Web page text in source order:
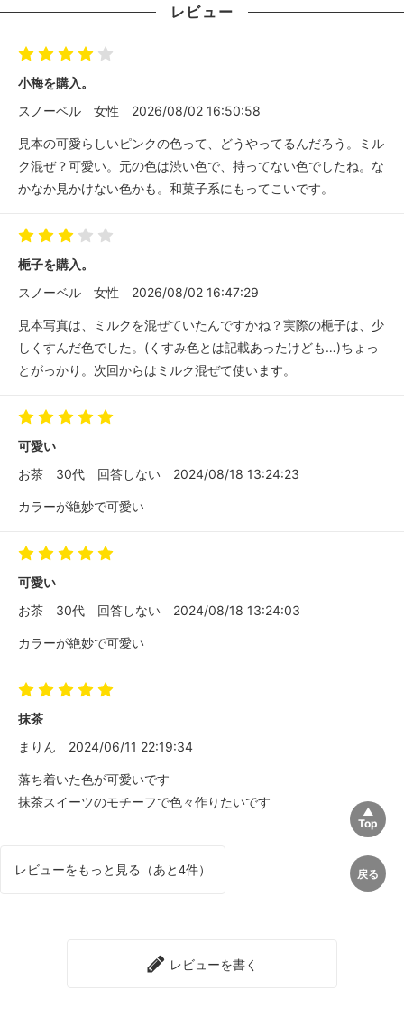
レビュー
小梅を購入。
スノーベル
女性 2026/08/02 16:50:58
見本の可愛らしいピンクの色って、どうやってるんだろう。ミル
ク混ぜ？可愛い。元の色は渋い色で、持ってない色でしたね。な
かなか見かけない色かも。和菓子系にもってこいです。
梔子を購入。
スノーベル
女性 2026/08/02 16:47:29
見本写真は、ミルクを混ぜていたんですかね？実際の梔子は、少
しくすんだ色でした。(くすみ色とは記載あったけども…)ちょっ
とがっかり。次回からはミルク混ぜて使います。
可愛い
お茶
30代 回答しない 2024/08/18 13:24:23
カラーが絶妙で可愛い
可愛い
お茶
30代 回答しない 2024/08/18 13:24:03
カラーが絶妙で可愛い
抹茶
まりん
2024/06/11 22:19:34
落ち着いた色が可愛いです
抹茶スイーツのモチーフで色々作りたいです
レビューをもっと見る（あと4件）
レビューを書く